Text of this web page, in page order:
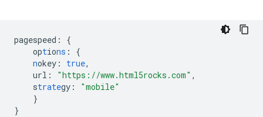
pagespeed :
{
options :
{
nokey : true,
url : "https://www.html5rocks.com" ,
strategy :
"mobile"
}
}